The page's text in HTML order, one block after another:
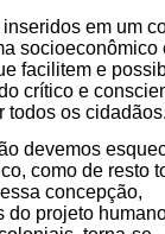
em um
socioeconômico
facilitem e
crítico e
todos os cidadãos.
devemos
como de resto
concepção,
projeto